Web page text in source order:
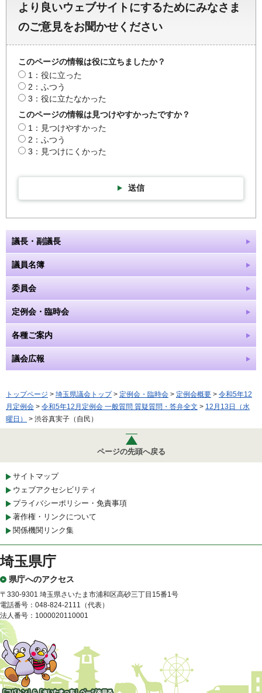
より良いウェブサイトにするためにみなさま
のご意見をお聞かせください
このページの情報は役に立ちましたか？
1：役に立った
2：ふつう
3：役に立たなかった
このページの情報は見つけやすかったですか？
1：見つけやすかった
2：ふつう
3：見つけにくかった
送信
議長・副議長
議員名簿
委員会
定例会・臨時会
各種ご案内
議会広報
トップページ > 埼玉県議会トップ> 定例会・臨時会 > 定例会概要 > 令和5年12
月定例会 > 令和5年12月定例会 一般質問 質疑質問・答弁全文 > 12月13日（水
曜日）
> 渋谷真実子（自民）
ページの先頭へ戻る
サイトマップ
ウェブアクセシビリティ
プライバシーポリシー・免責事項
著作権・リンクについて
関係機関リンク集
埼玉県庁
県庁へのアクセス
〒330-9301 埼玉県さいたま市浦和区高砂三丁目15番1号
電話番号：048-824-2111（代表）
法人番号：1000020110001